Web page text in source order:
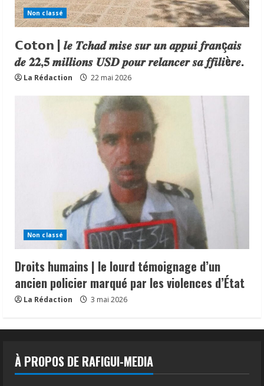
Non classé
𝗖𝗼𝘁𝗼𝗻 | 𝒍𝒆 𝑻𝒄𝒉𝒂𝒅 𝒎𝒊𝒔𝒆 𝒔𝒖𝒓 𝒖𝒏 𝒂𝒑𝒑𝒖𝒊 𝒇𝒓𝒂𝒏ç𝒂𝒊𝒔
𝒅𝒆 𝟐𝟐,𝟓 𝒎𝒊𝒍𝒍𝒊𝒐𝒏𝒔 𝑼𝑺𝑫 𝒑𝒐𝒖𝒓 𝒓𝒆𝒍𝒂𝒏𝒄𝒆𝒓 𝒔𝒂 𝒇𝒇𝒊𝒍𝒊è𝒓𝒆.
La Rédaction 22 mai 2026
Non classé
Droits humains | le lourd témoignage d’un
ancien policier marqué par les violences d’État
La Rédaction 3 mai 2026
À PROPOS DE RAFIGUI-MEDIA